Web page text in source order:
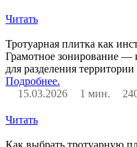
Читать
Тротуарная плитка как
Грамотное зонирование —
для разделения
Подробнее.
15.03.2026
1 мин.
Читать
Как выбрать тротуарную